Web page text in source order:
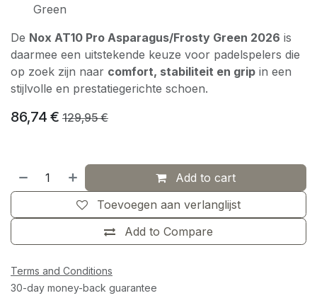
Green
De Nox AT10 Pro Asparagus/Frosty Green 2026 is
daarmee een uitstekende keuze voor padelspelers die
op zoek zijn naar comfort, stabiliteit en grip in een
stijlvolle en prestatiegerichte schoen.
86,74 € 129,95€
Add to cart
Add to Compare
Toevoegen aan verlanglijst
Terms and Conditions
30-day money-back guarantee